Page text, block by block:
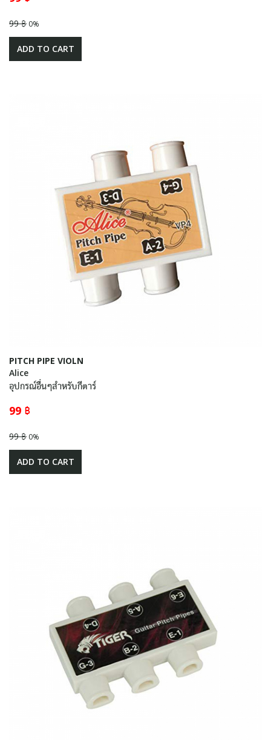
99 ฿ 0%
ADD TO CART
PITCH PIPE VIOLN
Alice
อุปกรณ์อื่นๆสำหรับกีตาร์
99 ฿
99 ฿ 0%
ADD TO CART